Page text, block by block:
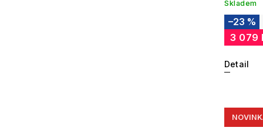
Skladem
–23 %
3 079
Detail